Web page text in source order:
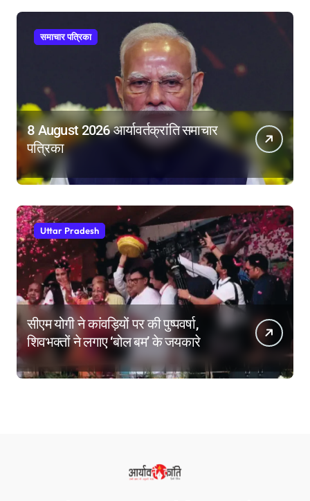
समाचार पत्रिका
8 August 2026 आर्यावर्तक्रांति समाचार
पत्रिका
Uttar Pradesh
सीएम योगी ने कांवड़ियों पर की पुष्पवर्षा,
शिवभक्तों ने लगाए ‘बोल बम’ के जयकारे